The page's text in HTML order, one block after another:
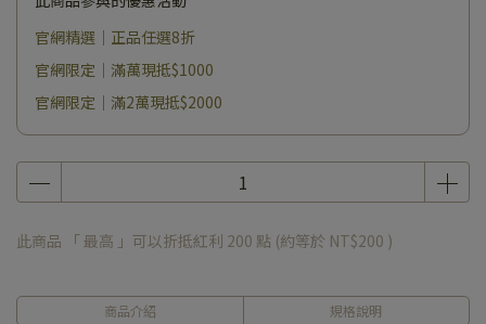
官網精選｜正品任選8折
官網限定｜滿萬現抵$1000
官網限定｜滿2萬現抵$2000
此商品 「 最高 」可以折抵紅利 200 點 (約等於 NT$200 )
商品介紹 規格說明